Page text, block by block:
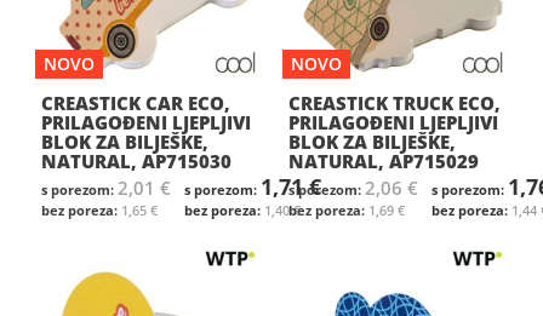
NOVO
CREASTICK CAR ECO,
PRILAGOĐENI LJEPLJIVI
BLOK ZA BILJEŠKE,
NATURAL, AP715030
2,01 €
1,65 €
1,71 €
1,40 €
NOVO
CREASTICK TRUCK ECO,
PRILAGOĐENI LJEPLJIVI
BLOK ZA BILJEŠKE,
NATURAL, AP715029
2,06 €
1,69 € 1,44